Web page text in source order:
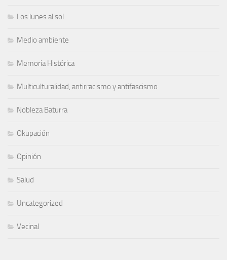
Los lunes al sol
Medio ambiente
Memoria Histórica
Multiculturalidad, antirracismo y antifascismo
Nobleza Baturra
Okupación
Opinión
Salud
Uncategorized
Vecinal